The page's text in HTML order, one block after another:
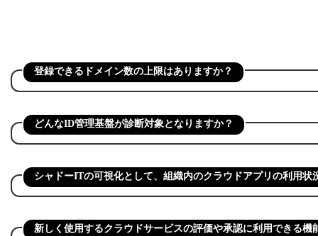
登録できるドメイン数の上限はありますか？
どんなID管理基盤が診断対象となりますか？
シャドーITの可視化として、組織内のクラウドアプリの利用状
新しく使用するクラウドサービスの評価や承認に利用できる機